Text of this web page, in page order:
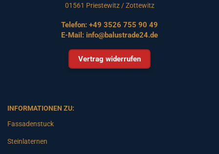
01561 Priestewitz / Zottewitz
Telefon: +49 3526 755 90 49
E-Mail: info@balustrade24.de
Vertrag widerrufen
INFORMATIONEN ZU:
Fassadenstuck
Steinlaternen